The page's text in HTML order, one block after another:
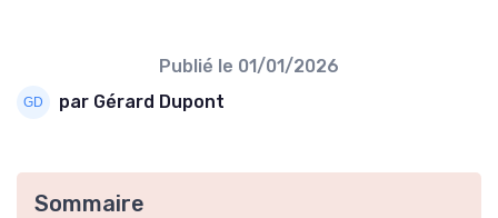
Publié le 01/01/2026
par Gérard Dupont
Sommaire